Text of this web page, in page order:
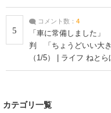
5
コメント数： 4
「車に常備しました」
判 「ちょうどいい大き
（1/5） | ライフ ねと
カテゴリ一覧